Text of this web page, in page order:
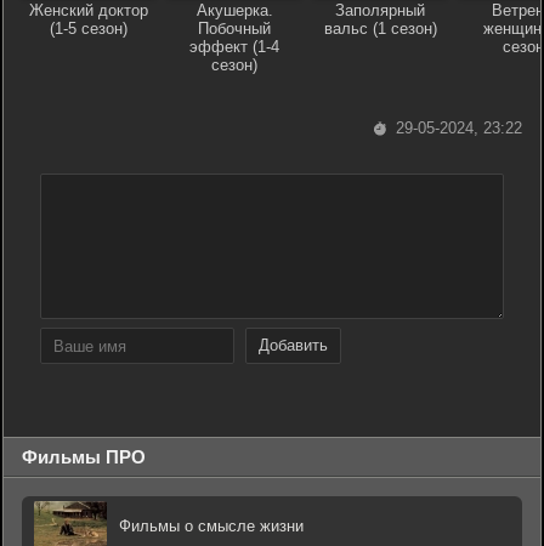
Женский доктор
(1-5 сезон)
Акушерка.
Побочный
эффект (1-4
сезон)
Заполярный
вальс (1 сезон)
29-05-2024, 23:22
Добавить
Фильмы ПРО
Фильмы о смысле жизни